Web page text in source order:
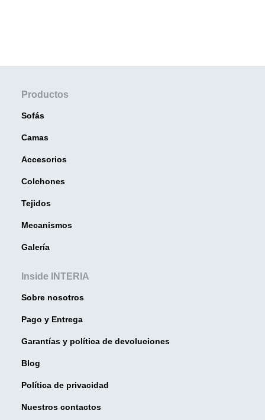
Productos
Sofás
Camas
Accesorios
Colchones
Tejidos
Mecanismos
Galería
Inside INTERIA
Sobre nosotros
Pago y Entrega
Garantías y política de devoluciones
Blog
Política de privacidad
Nuestros contactos